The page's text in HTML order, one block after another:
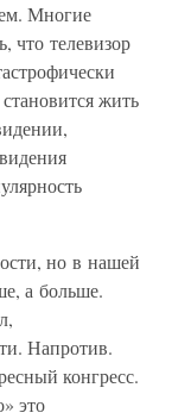
Многие
что телевизор
жить
но в нашей
а больше.
Напротив.
конгресс.
это